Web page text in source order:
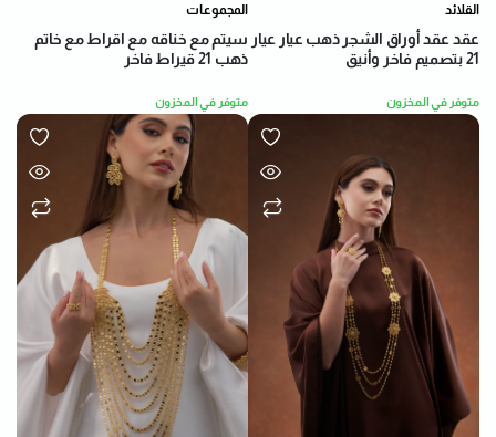
المجموعات
سيتم مع خناقه مع اقراط مع خاتم
ذهب 21 قيراط فاخر
متوفر في المخزون
القلائد
عقد عقد أوراق الشجر ذهب عيار عيار
21 بتصميم فاخر وأنيق
متوفر في المخزون